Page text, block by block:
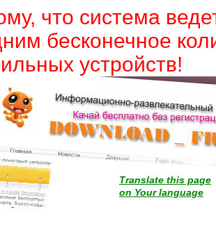
что система
бесконечное
устройств!
Translate this page
on Your language